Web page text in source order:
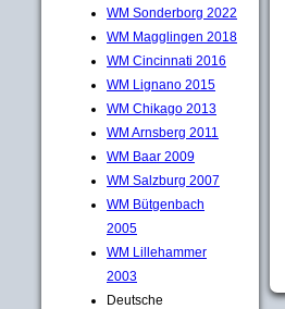
WM Sonderborg 2022
WM Magglingen 2018
WM Cincinnati 2016
WM Lignano 2015
WM Chikago 2013
WM Arnsberg 2011
WM Baar 2009
WM Salzburg 2007
WM Bütgenbach
2005
WM Lillehammer
2003
Deutsche